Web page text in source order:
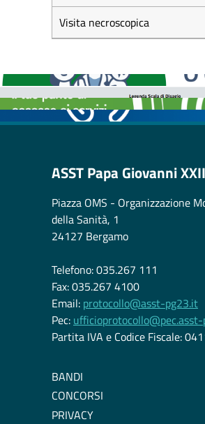
Visita necroscopica
BOLLETTINI DISAGIO
CASE DI COMUNITÀ
OSPEDALE DI
ASST Papa Giovanni
Piazza OMS - Organizzazione
della Sanità, 1
24127 Bergamo
Telefono: 035.267 111
Fax: 035.267 4100
Email: protocollo@asst-pg23.it
Pec:
Partita IVA e Codice Fiscale:
BANDI
CONCORSI
PRIVACY